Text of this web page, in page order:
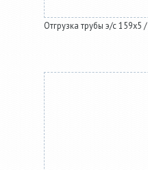
Отгрузка трубы э/с 159х5 /